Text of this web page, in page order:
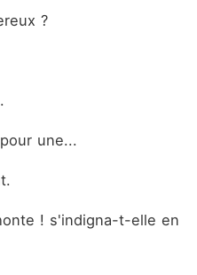
?
une...
! s'indigna-t-elle en